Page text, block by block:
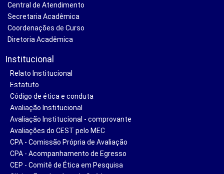
Central de Atendimento
Secretaria Acadêmica
Coordenações de Curso
Diretoria Acadêmica
Institucional
Relato Institucional
Estatuto
Código de ética e conduta
Avaliação Institucional
Avaliação Institucional - comprovante
Avaliações do CEST pelo MEC
CPA - Comissão Própria de Avaliação
CPA - Acompanhamento de Egresso
CEP - Comitê de Ética em Pesquisa